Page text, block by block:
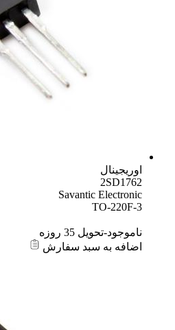
اوریجینال
2SD1762
Savantic Electronic
TO-220F-3
ناموجود-تحویل 35 روزه
اضافه به سبد سفارش